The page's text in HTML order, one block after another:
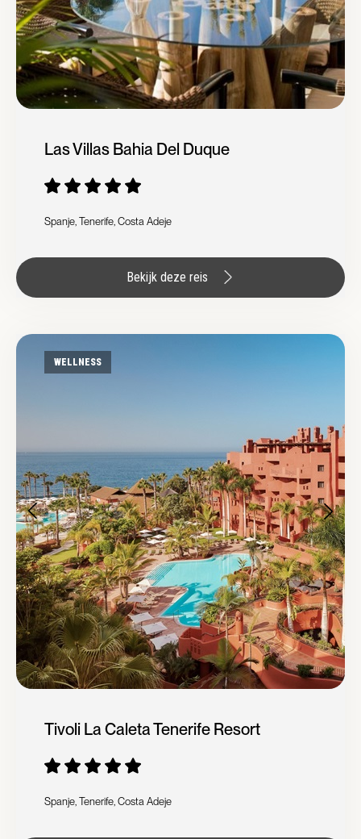
Las Villas Bahia Del Duque
Spanje, Tenerife, Costa Adeje
Bekijk deze reis
WELLNESS
Tivoli La Caleta Tenerife Resort
Spanje, Tenerife, Costa Adeje